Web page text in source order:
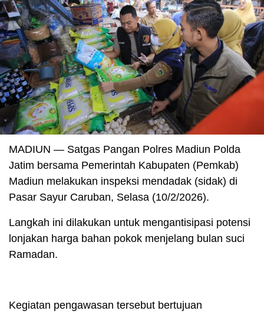
MADIUN — Satgas Pangan Polres Madiun Polda
Jatim bersama Pemerintah Kabupaten (Pemkab)
Madiun melakukan inspeksi mendadak (sidak) di
Pasar Sayur Caruban, Selasa (10/2/2026).
Langkah ini dilakukan untuk mengantisipasi potensi
lonjakan harga bahan pokok menjelang bulan suci
Ramadan.
Kegiatan pengawasan tersebut bertujuan